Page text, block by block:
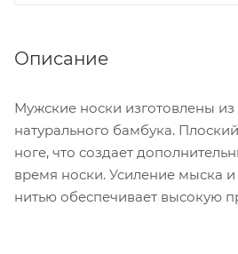
Описание
Мужские носки изготовлены
натурального бамбука.
ноге, что создает
время носки. Усиление мыска
нитью обеспечивает высокую